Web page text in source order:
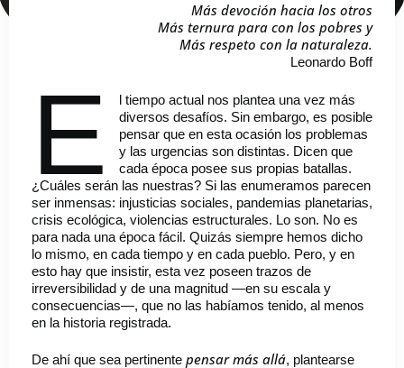
Más devoción hacia los otros
Más ternura para con los pobres y
Más respeto con la naturaleza.
Leonardo Boff
E
l tiempo actual nos plantea una vez más
diversos desafíos. Sin embargo, es posible
pensar que en esta ocasión los problemas
y las urgencias son distintas. Dicen que
cada época posee sus propias batallas.
¿Cuáles serán las nuestras? Si las enumeramos parecen
ser inmensas: injusticias sociales, pandemias planetarias,
crisis ecológica, violencias estructurales. Lo son. No es
para nada una época fácil. Quizás siempre hemos dicho
lo mismo, en cada tiempo y en cada pueblo. Pero, y en
esto hay que insistir, esta vez poseen trazos de
irreversibilidad y de una magnitud —en su escala y
consecuencias—, que no las habíamos tenido, al menos
en la historia registrada.
De ahí que sea pertinente pensar más allá, plantearse